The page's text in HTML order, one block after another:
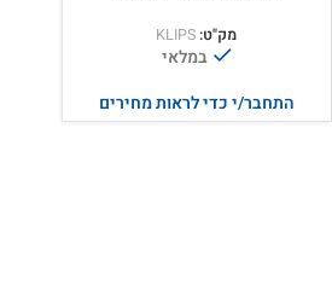
מק"ט: KLIPS
במלאי
התחבר/י כדי לראות מחירים